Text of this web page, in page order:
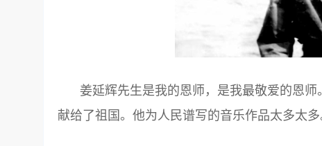
姜延辉先生是我的恩师，是我最敬爱的恩
献给了祖国。他为人民谱写的音乐作品太多太